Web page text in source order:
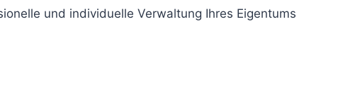
und individuelle Verwaltung Ihres Eigentums